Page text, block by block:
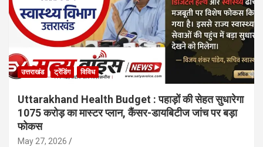
उत्तराखंड ट्रेंडिंग विविध
Uttarakhand Health Budget : पहाड़ों की सेहत सुधारेगा
1075 करोड़ का मास्टर प्लान, कैंसर-डायबिटीज जांच पर बड़ा
फोकस
May 27, 2026